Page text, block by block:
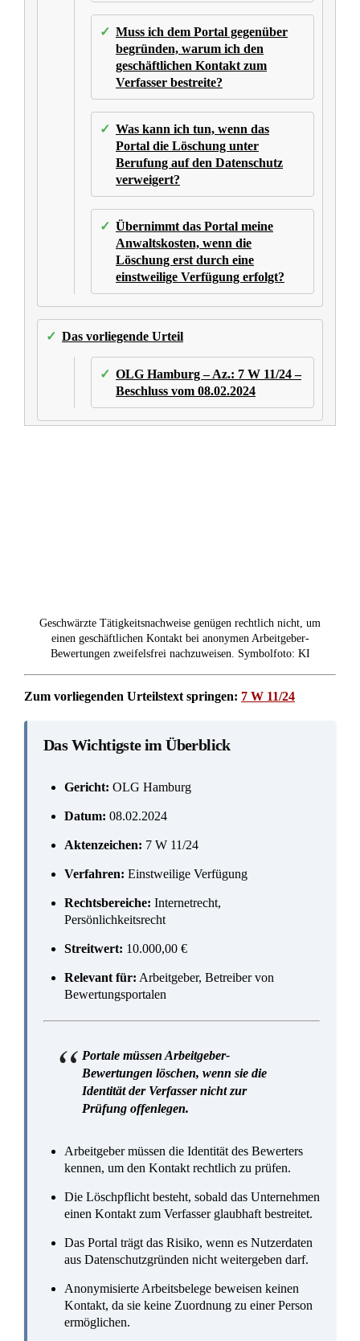
Muss ich dem Portal gegenüber
begründen, warum ich den
geschäftlichen Kontakt zum
Verfasser bestreite?
Was kann ich tun, wenn das
Portal die Löschung unter
Berufung auf den Datenschutz
verweigert?
Übernimmt das Portal meine
Anwaltskosten, wenn die
Löschung erst durch eine
einstweilige Verfügung erfolgt?
Das vorliegende Urteil
OLG Hamburg – Az.: 7 W 11/24 –
Beschluss vom 08.02.2024
Geschwärzte Tätigkeitsnachweise genügen rechtlich nicht, um
einen geschäftlichen Kontakt bei anonymen Arbeitgeber-
Bewertungen zweifelsfrei nachzuweisen. Symbolfoto: KI
Zum vorliegenden Urteilstext springen: 7 W 11/24
Das Wichtigste im Überblick
Gericht: OLG Hamburg
Datum: 08.02.2024
Aktenzeichen: 7 W 11/24
Verfahren: Einstweilige Verfügung
Rechtsbereiche: Internetrecht,
Persönlichkeitsrecht
Streitwert: 10.000,00 €
Relevant für: Arbeitgeber, Betreiber von
Bewertungsportalen
Portale müssen Arbeitgeber-
Bewertungen löschen, wenn sie die
Identität der Verfasser nicht zur
Prüfung offenlegen.
Arbeitgeber müssen die Identität des Bewerters
kennen, um den Kontakt rechtlich zu prüfen.
Die Löschpflicht besteht, sobald das Unternehmen
einen Kontakt zum Verfasser glaubhaft bestreitet.
Das Portal trägt das Risiko, wenn es Nutzerdaten
aus Datenschutzgründen nicht weitergeben darf.
Anonymisierte Arbeitsbelege beweisen keinen
Kontakt, da sie keine Zuordnung zu einer Person
ermöglichen.